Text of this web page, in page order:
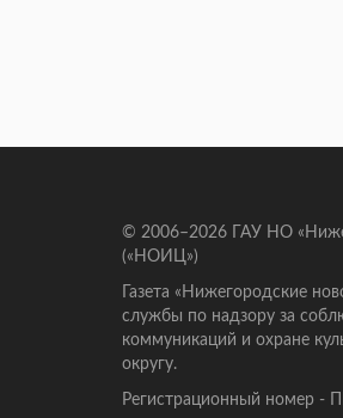
© 2006–2026 ГАУ НО
(«НОИЦ»)
Газета «Нижегородские
службы по надзору за
коммуникаций и охране
округу.
Регистрационный номер -